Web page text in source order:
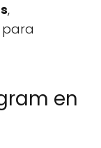
,
para
en